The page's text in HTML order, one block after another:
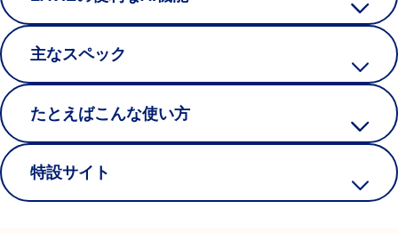
主なスペック
たとえばこんな使い方
特設サイト